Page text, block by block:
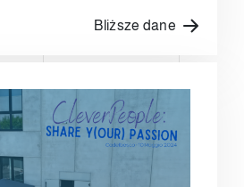
Bliższe dane